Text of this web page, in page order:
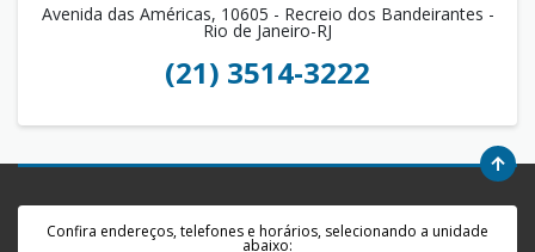
Avenida das Américas, 10605 - Recreio dos Bandeirantes -
Rio de Janeiro-RJ
(21) 3514-3222
Confira endereços, telefones e horários, selecionando a unidade
abaixo: